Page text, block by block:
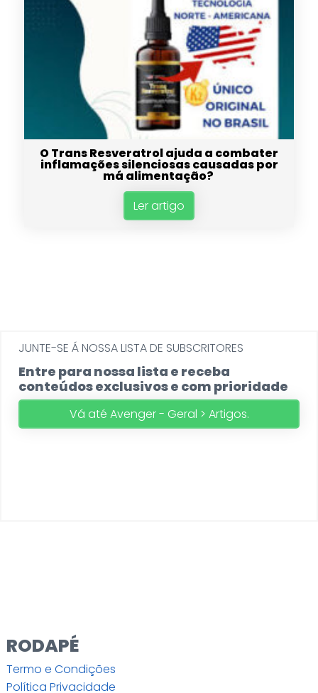
O Trans Resveratrol ajuda a combater
inflamações silenciosas causadas por
má alimentação?
Ler artigo
JUNTE-SE Á NOSSA LISTA DE SUBSCRITORES
Entre para nossa lista e receba
conteúdos exclusivos e com prioridade
Vá até Avenger - Geral > Artigos.
RODAPÉ
Termo e Condições
Política Privacidade